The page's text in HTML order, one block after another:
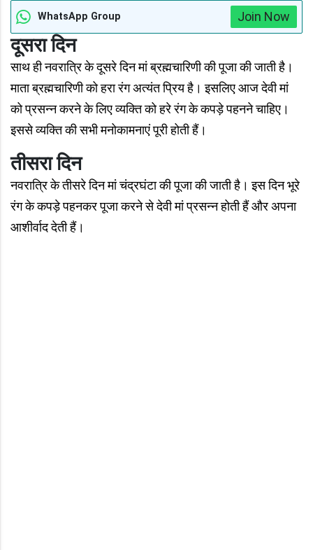
WhatsApp Group Join Now
दूसरा दिन
साथ ही नवरात्रि के दूसरे दिन मां ब्रह्मचारिणी की पूजा की जाती है।
माता ब्रह्मचारिणी को हरा रंग अत्यंत प्रिय है। इसलिए आज देवी मां
को प्रसन्न करने के लिए व्यक्ति को हरे रंग के कपड़े पहनने चाहिए।
इससे व्यक्ति की सभी मनोकामनाएं पूरी होती हैं।
तीसरा दिन
नवरात्रि के तीसरे दिन मां चंद्रघंटा की पूजा की जाती है। इस दिन भूरे
रंग के कपड़े पहनकर पूजा करने से देवी मां प्रसन्न होती हैं और अपना
आशीर्वाद देती हैं।